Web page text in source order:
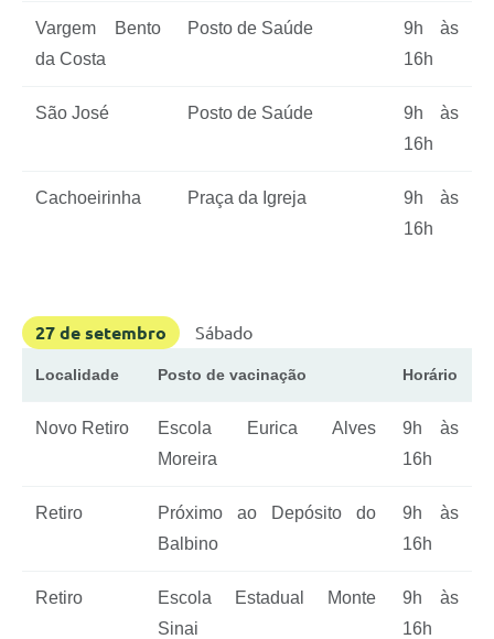
Vargem Bento
da Costa
Posto de Saúde
9h às
16h
São José Posto de Saúde
9h às
16h
Cachoeirinha Praça da Igreja
9h às
16h
27 de setembro Sábado
Localidade Posto de vacinação Horário
Novo Retiro
Escola Eurica Alves
Moreira
9h às
16h
Retiro
Próximo ao Depósito do
Balbino
9h às
16h
Retiro
Escola Estadual Monte
Sinai
9h às
16h